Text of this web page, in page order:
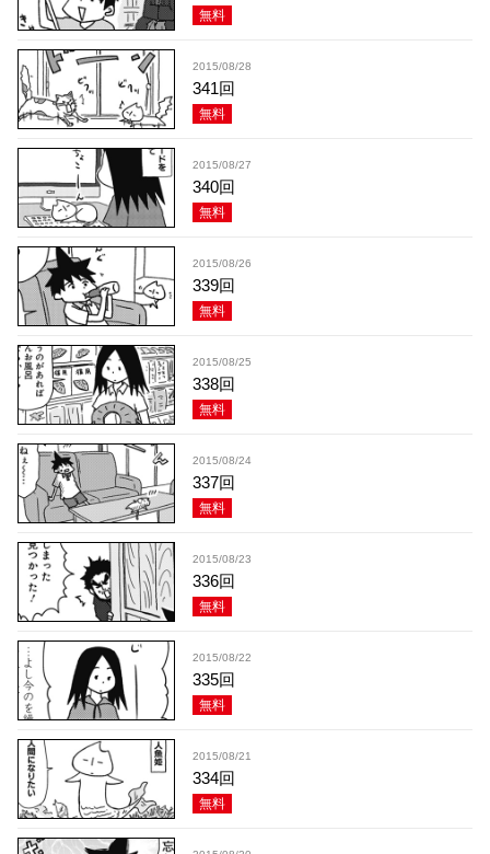
無料
2015/08/28
341回
無料
2015/08/27
340回
無料
2015/08/26
339回
無料
2015/08/25
338回
無料
2015/08/24
337回
無料
2015/08/23
336回
無料
2015/08/22
335回
無料
2015/08/21
334回
無料